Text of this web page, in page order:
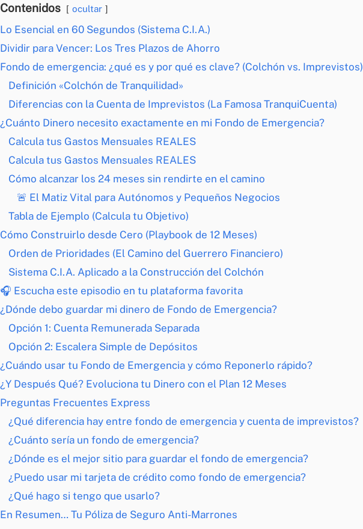
Contenidos ocultar
Lo Esencial en 60 Segundos (Sistema C.I.A.)
Dividir para Vencer: Los Tres Plazos de Ahorro
Fondo de emergencia: ¿qué es y por qué es clave? (Colchón vs. Imprevistos)
Definición «Colchón de Tranquilidad»
Diferencias con la Cuenta de Imprevistos (La Famosa TranquiCuenta)
¿Cuánto Dinero necesito exactamente en mi Fondo de Emergencia?
Calcula tus Gastos Mensuales REALES
Calcula tus Gastos Mensuales REALES
Cómo alcanzar los 24 meses sin rendirte en el camino
🚨 El Matiz Vital para Autónomos y Pequeños Negocios
Tabla de Ejemplo (Calcula tu Objetivo)
Cómo Construirlo desde Cero (Playbook de 12 Meses)
Orden de Prioridades (El Camino del Guerrero Financiero)
Sistema C.I.A. Aplicado a la Construcción del Colchón
🎧 Escucha este episodio en tu plataforma favorita
¿Dónde debo guardar mi dinero de Fondo de Emergencia?
Opción 1: Cuenta Remunerada Separada
Opción 2: Escalera Simple de Depósitos
¿Cuándo usar tu Fondo de Emergencia y cómo Reponerlo rápido?
¿Y Después Qué? Evoluciona tu Dinero con el Plan 12 Meses
Preguntas Frecuentes Express
¿Qué diferencia hay entre fondo de emergencia y cuenta de imprevistos?
¿Cuánto sería un fondo de emergencia?
¿Dónde es el mejor sitio para guardar el fondo de emergencia?
¿Puedo usar mi tarjeta de crédito como fondo de emergencia?
¿Qué hago si tengo que usarlo?
En Resumen… Tu Póliza de Seguro Anti-Marrones